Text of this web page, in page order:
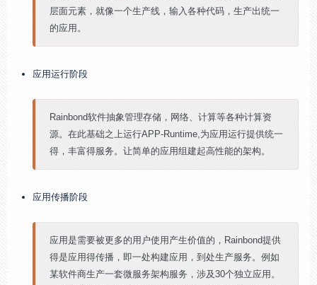
层面元素，就像一个生产线，输入各种代码，生产出统一
的应用。
应用运行阶段
Rainbond软件抽象管理存储，网络、计算等各种计算资
源。在此基础之上运行APP-Runtime,为应用运行提供统一
得，丰富得服务。让简单的应用组建起高性能的架构。
应用传播阶段
应用是需要被更多的用户使用产生价值的，Rainbond提供
得是应用得传播，即一处构建应用，到处生产服务。例如
某软件商生产一套微服务架构服务，涉及30个独立应用。